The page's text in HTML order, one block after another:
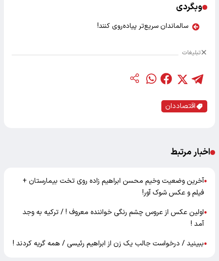
وبگردی
سالماندان سریع‌تر پیاده‌روی کنند!
تبلیغات
اقتصاددان
اخبار مرتبط
●آخرین وضعیت وخیم محسن ابراهیم زاده روی تخت بیمارستان +
فیلم و عکس شوک آور!
●اولین عکس از عروس چشم رنگی خواننده معروف ! / ترکیه به وجد
آمد !
●ببینید / درخواست جالب یک زن از ابراهیم رئیسی / همه گریه کردند !